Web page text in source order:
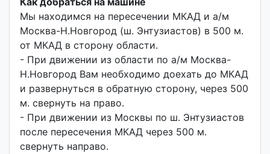
Мы находимся на пересечении МКАД и а/м
Москва-Н.Новгород (ш. Энтузиастов) в 500 м.
от МКАД в сторону области.
- При движении из области по а/м Москва-
Н.Новгород Вам необходимо доехать до МКАД
и развернуться в обратную сторону, через 500
м. свернуть на право.
- При движении из Москвы по ш. Энтузиастов
после пересечения МКАД через 500 м.
свернуть направо.